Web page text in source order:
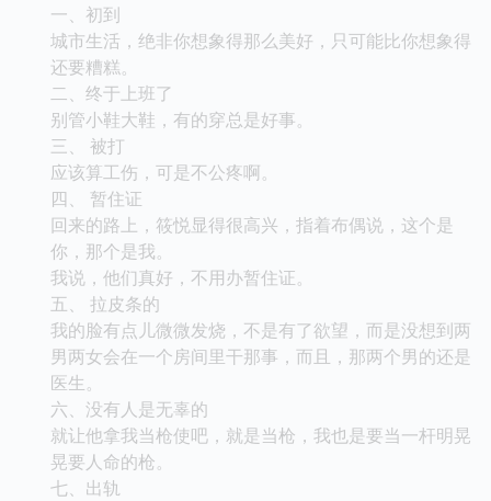
一、初到
城市生活，绝非你想象得那么美好，只可能比你想象得
还要糟糕。
二、终于上班了
别管小鞋大鞋，有的穿总是好事。
三、 被打
应该算工伤，可是不公疼啊。
四、 暂住证
回来的路上，筱悦显得很高兴，指着布偶说，这个是
你，那个是我。
我说，他们真好，不用办暂住证。
五、 拉皮条的
我的脸有点儿微微发烧，不是有了欲望，而是没想到两
男两女会在一个房间里干那事，而且，那两个男的还是
医生。
六、没有人是无辜的
就让他拿我当枪使吧，就是当枪，我也是要当一杆明晃
晃要人命的枪。
七、出轨